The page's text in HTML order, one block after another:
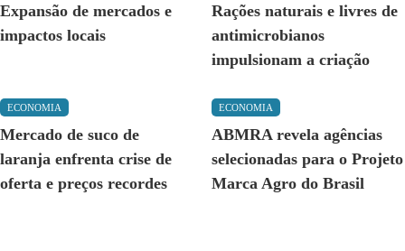
Expansão de mercados e
impactos locais
Rações naturais e livres de
antimicrobianos
impulsionam a criação
ECONOMIA
Mercado de suco de
laranja enfrenta crise de
oferta e preços recordes
ECONOMIA
ABMRA revela agências
selecionadas para o Projeto
Marca Agro do Brasil